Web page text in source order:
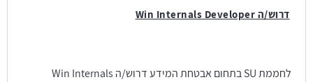
דרוש/ה Win Internals Developer
לחממת SU בתחום אבטחת המידע דרוש/ה Win Internals